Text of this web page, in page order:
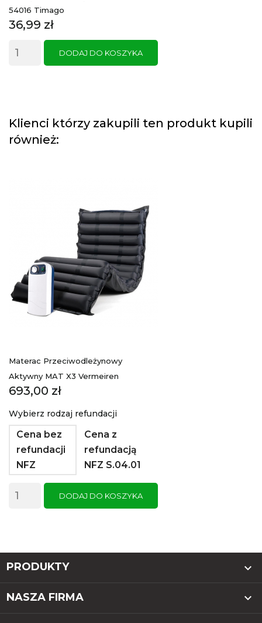
54016 Timago
Cena
36,99 zł
DODAJ DO KOSZYKA
Klienci którzy zakupili ten produkt kupili
również:
Materac Przeciwodleżynowy
Aktywny MAT X3 Vermeiren
Cena
693,00 zł
Wybierz rodzaj refundacji
Cena bez
refundacji
NFZ
Cena z
refundacją
NFZ S.04.01
DODAJ DO KOSZYKA
PRODUKTY 
NASZA FIRMA 